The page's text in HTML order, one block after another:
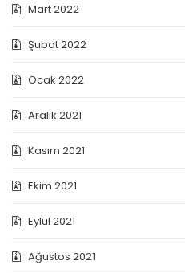
Mart 2022
Şubat 2022
Ocak 2022
Aralık 2021
Kasım 2021
Ekim 2021
Eylül 2021
Ağustos 2021